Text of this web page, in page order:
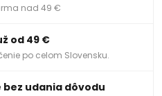
nad 49 €
od 49 €
po celom Slovensku.
udania dôvodu